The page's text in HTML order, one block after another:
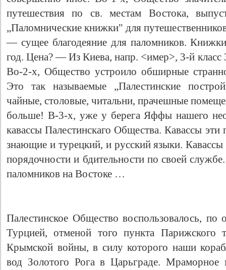
путешествия по св. местам Востока,
„Паломнические книжки" для
— сущее благодеяниe для паломников.
год. Цена? — Из Киева, напр. <имер>, 3-й класс
Во-2-х, Общество устроило обширные
Этo так называемые „Палестинские
чайные, столовые, читальни, прачешные
больше! В-3-х, уже у берега Яффы нашего
кавассы Палестинскаго Общества. Кавассы
знающие и турецкий, и русский языки.
порядочности и бдительности по своей
паломников на Востоке …
Палестинское Общество воспользовалось, по
Турцией, отменой того пункта Парижского
Крымской войны, в силу которого наши
вод Золотого Рога в Царьграде. Мраморное